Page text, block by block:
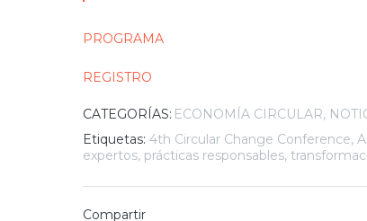
PROGRAMA
REGISTRO
CATEGORÍAS: ECONOMÍA CIRCULAR
Etiquetas: 4th Circular Change Conference,
expertos, prácticas responsables,
Compartir